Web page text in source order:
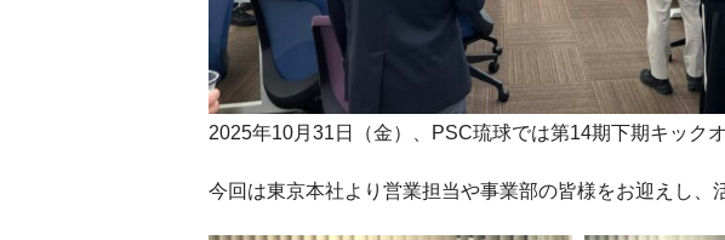
2025年10月31日（金）、PSC琉球では第14期下期キック
今回は東京本社より営業担当や事業部の皆様をお迎えし、